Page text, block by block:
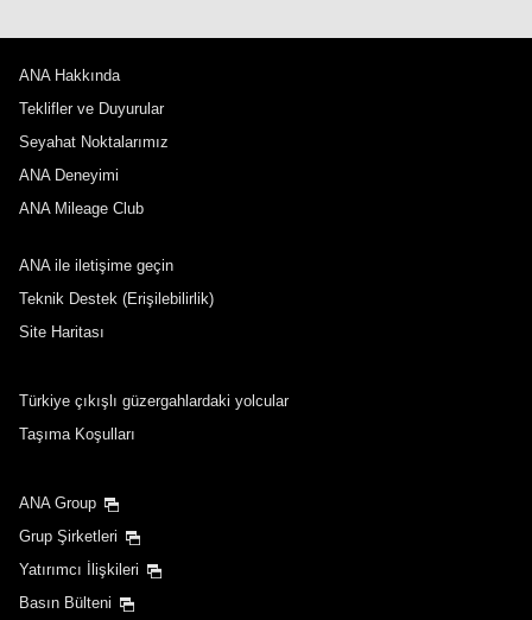
Yurt Dışı Yolculuklar İçin Uçak Kalkış Tarihi ve
Saat Aralığı
Tarih seçin
Aktarma noktaları ve aktarma süreleri ekle
Yurt İçi Yolculuklar İçin Uçak Kalkış Tarihi ve
Saat Aralığı
Belirtilen süre yok
Aktarma noktaları ve aktarma süreleri ekle
ANA Hakkında
Teklifler ve Duyurular
Seyahat Noktalarımız
ANA Deneyimi
ANA Mileage Club
ANA ile iletişime geçin
Teknik Destek (Erişilebilirlik)
Site Haritası
Türkiye çıkışlı güzergahlardaki yolcular
Taşıma Koşulları
ANA Group
Grup Şirketleri
Yatırımcı İlişkileri
Basın Bülteni